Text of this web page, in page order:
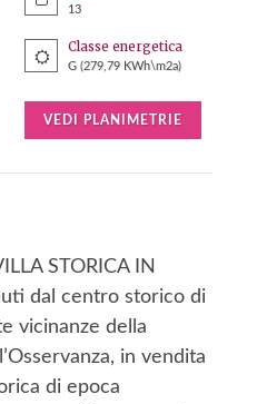
13
Classe energetica
G (279,79 KWh\m2a)
VEDI PLANIMETRIE
STORICA IN
dal centro storico di
vicinanze della
in vendita
di epoca